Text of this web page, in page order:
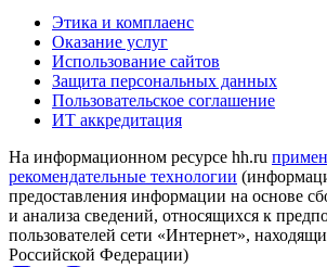
Этика и комплаенс
Оказание услуг
Использование сайтов
Защита персональных данных
Пользовательское соглашение
ИТ аккредитация
На информационном ресурсе hh.ru
рекомендательные технологии
предоставления информации на основе
и анализа сведений, относящихся к
пользователей сети «Интернет»,
Российской Федерации)